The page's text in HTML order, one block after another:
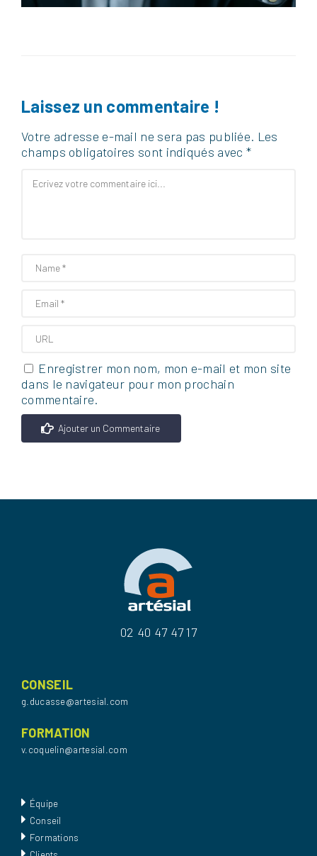
Laissez un commentaire !
Votre adresse e-mail ne sera pas publiée. Les
champs obligatoires sont indiqués avec *
Enregistrer mon nom, mon e-mail et mon site
dans le navigateur pour mon prochain
commentaire.
02 40 47 47 17
CONSEIL
g.ducasse@artesial.com
FORMATION
v.coquelin@artesial.com
Équipe
Conseil
Formations